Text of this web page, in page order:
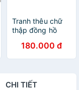
Tranh thêu chữ
thập đồng hồ
Vầy 3D LV3139
_CHƯA THÊU
180.000 đ
CHI TIẾT